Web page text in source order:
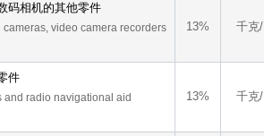
码相机的其他零件
cameras, video camera recorders
13% 千克/
件
and radio navigational aid
13% 千克/